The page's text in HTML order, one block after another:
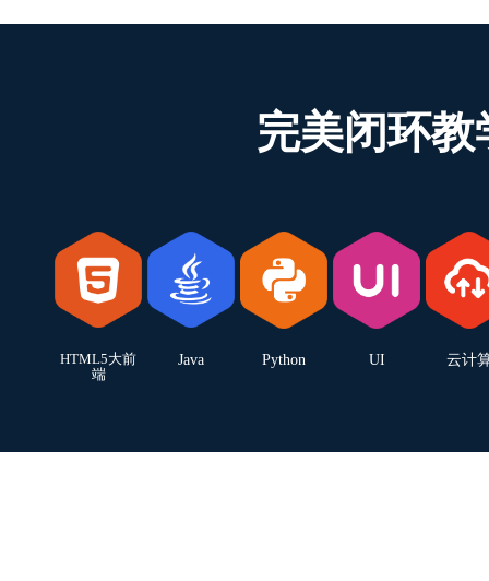
完美闭环
HTML5大前
端
Java Python UI 云计